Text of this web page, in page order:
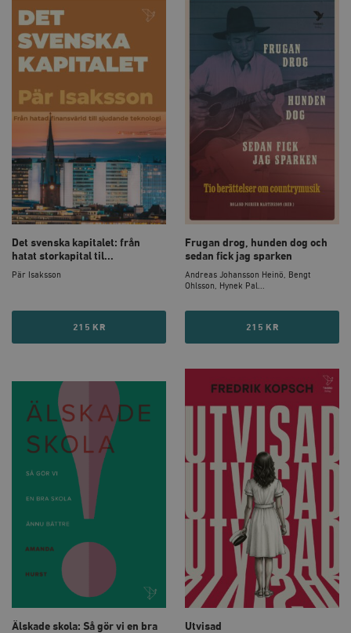
Det svenska kapitalet: från
hatat storkapital til...
Pär Isaksson
215 KR
Frugan drog, hunden dog och
sedan fick jag sparken
Andreas Johansson Heinö, Bengt
Ohlsson, Hynek Pal...
215 KR
Älskade skola: Så gör vi en bra
Utvisad